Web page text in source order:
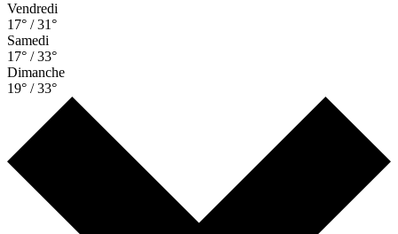
Vendredi
17° / 31°
Samedi
17° / 33°
Dimanche
19° / 33°